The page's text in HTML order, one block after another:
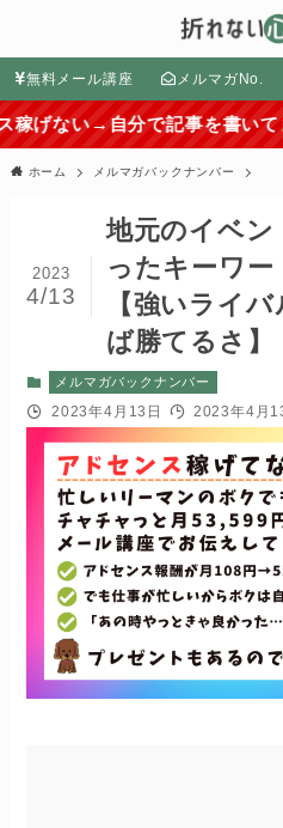
無料メール講座 メルマガNo.
で記事を書いてませんか？
ホーム メルマガバックナンバー
地元のイベン
ったキーワー
【強いライ
ば勝てるさ】
2023
4/13
メルマガバックナンバー
2023年4月13日 2023年4月